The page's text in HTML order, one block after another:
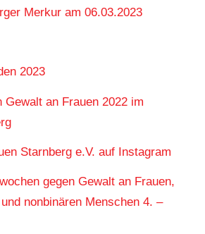
Merkur am 06.03.2023
2023
Gewalt an Frauen 2022 im
Starnberg e.V. auf Instagram
gegen Gewalt an Frauen,
nonbinären Menschen 4. –